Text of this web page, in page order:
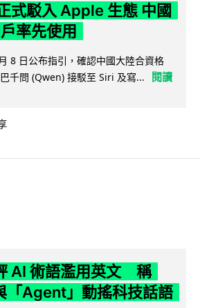
式駁入 Apple 生態 中國
率先使用
8 日公布指引，確認中國大陸合資格
千問 (Qwen) 接駁至 Siri 及寫...
閱讀
AI 術語濫用英文 稱
「Agent」動搖科技話語